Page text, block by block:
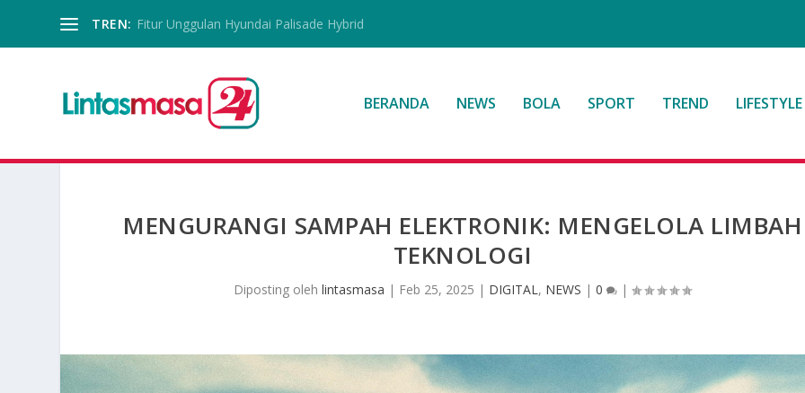
TREN: Fitur Unggulan Hyundai Palisade Hybrid
BERANDA NEWS BOLA SPORT TREND LIFESTYLE
MENGURANGI SAMPAH ELEKTRONIK: MENGELOLA LIMBAH
TEKNOLOGI
Diposting olehlintasmasa | Feb 25, 2025 | DIGITAL, NEWS |0 |